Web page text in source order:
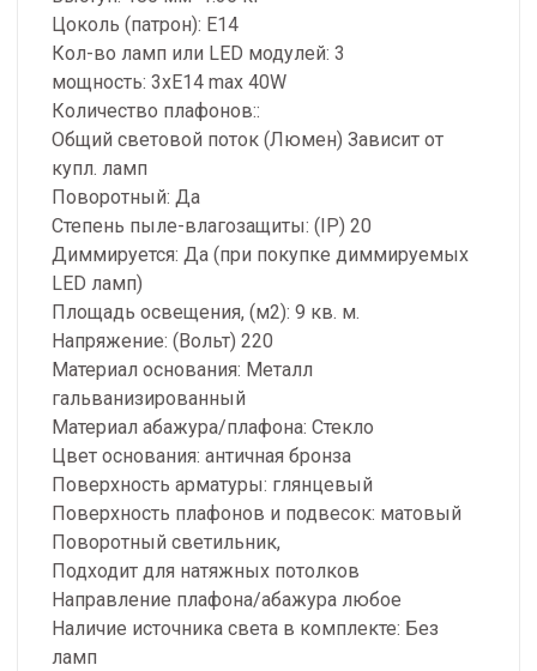
Цоколь (патрон): E14
Кол-во ламп или LED модулей: 3
мощность: 3xE14 max 40W
Количество плафонов::
Общий световой поток (Люмен) Зависит от
купл. ламп
Поворотный: Да
Степень пыле-влагозащиты: (IP) 20
Диммируется: Да (при покупке диммируемых
LED ламп)
Площадь освещения, (м2): 9 кв. м.
Напряжение: (Вольт) 220
Материал основания: Металл
гальванизированный
Материал абажура/плафона: Стекло
Цвет основания: античная бронза
Поверхность арматуры: глянцевый
Поверхность плафонов и подвесок: матовый
Поворотный светильник,
Подходит для натяжных потолков
Направление плафона/абажура любое
Наличие источника света в комплекте: Без
ламп